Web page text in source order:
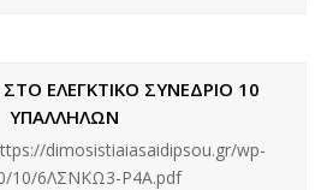
ΕΛΕΓΚΤΙΚΟ ΣΥΝΕΔΡΙΟ 10
ΥΠΑΛΛΗΛΩΝ
dimosistiaiasaidipsou.gr/wp-
10/6ΛΣΝΚΩ3-Ρ4Α.pdf